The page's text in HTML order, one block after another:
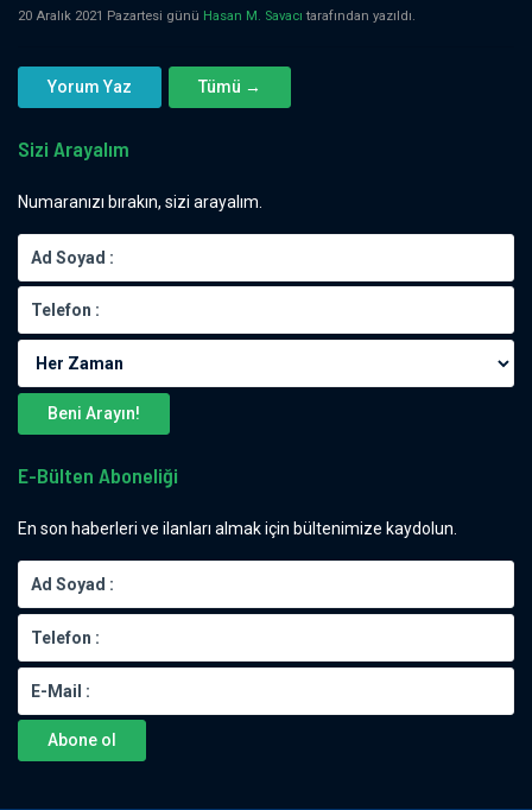
20 Aralık 2021 Pazartesi günü Hasan M. Savacı tarafından yazıldı.
Yorum Yaz Tümü →
Sizi Arayalım
Numaranızı bırakın, sizi arayalım.
Beni Arayın!
E-Bülten Aboneliği
En son haberleri ve ilanları almak için bültenimize kaydolun.
Abone ol